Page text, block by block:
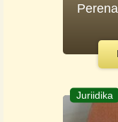
Juriidika